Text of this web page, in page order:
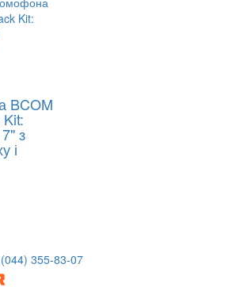
BCOM
з
і
355-83-07